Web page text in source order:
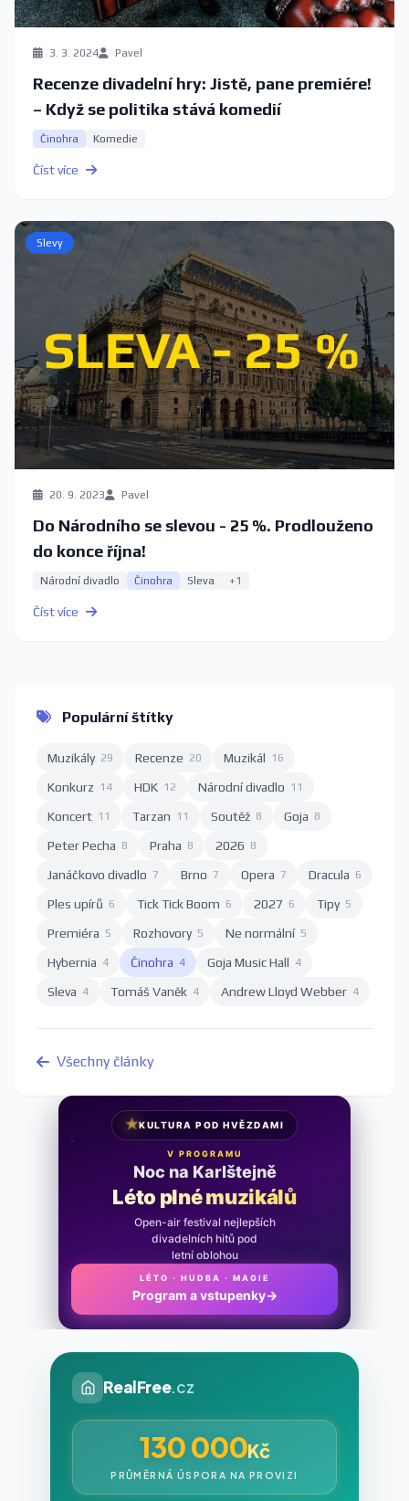
3. 3. 2024 Pavel
Recenze divadelní hry: Jistě, pane premiére!
– Když se politika stává komedií
Činohra Komedie
Číst více
Slevy
20. 9. 2023 Pavel
Do Národního se slevou - 25 %. Prodlouženo
do konce října!
Národní divadlo Činohra Sleva +1
Číst více
Populární štítky
Muzikály 29 Recenze 20 Muzikál 16
Konkurz 14 HDK 12 Národní divadlo 11
Koncert 11 Tarzan 11 Soutěž 8 Goja 8
Peter Pecha 8 Praha 8 2026 8
Janáčkovo divadlo 7 Brno 7 Opera 7 Dracula 6
Ples upírů 6 Tick Tick Boom 6 2027 6 Tipy 5
Premiéra 5 Rozhovory 5 Ne normální 5
Hybernia 4 Činohra 4 Goja Music Hall 4
Sleva 4 Tomáš Vaněk 4 Andrew Lloyd Webber 4
Všechny články
★KULTURA POD HVĚZDAMI
V PROGRAMU
Noc na Karlštejně
Léto plné muzikálů
Open-air festival nejlepších
divadelních hitů pod
letní oblohou
LÉTO · HUDBA · MAGIE
Program a vstupenky →
RealFree.cz
130 000Kč
PRŮMĚRNÁ ÚSPORA NA PROVIZI